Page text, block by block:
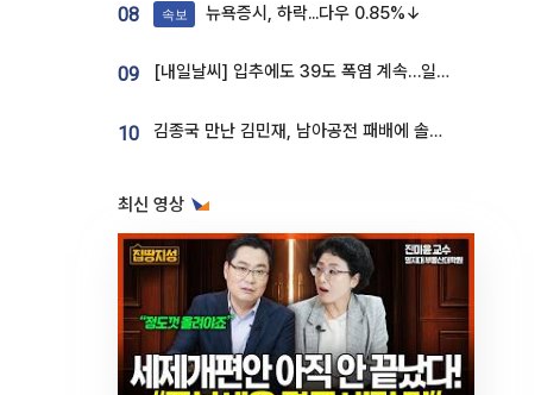
08 속보 뉴욕증시, 하락...다우 0.85%↓
09 [내일날씨] 입추에도 39도 폭염 계속…일부 지역 소나기
10 김종국 만난 김민재, 남아공전 패배에 솔직한 속내⋯"선수들도 못하긴 했다"
최신 영상